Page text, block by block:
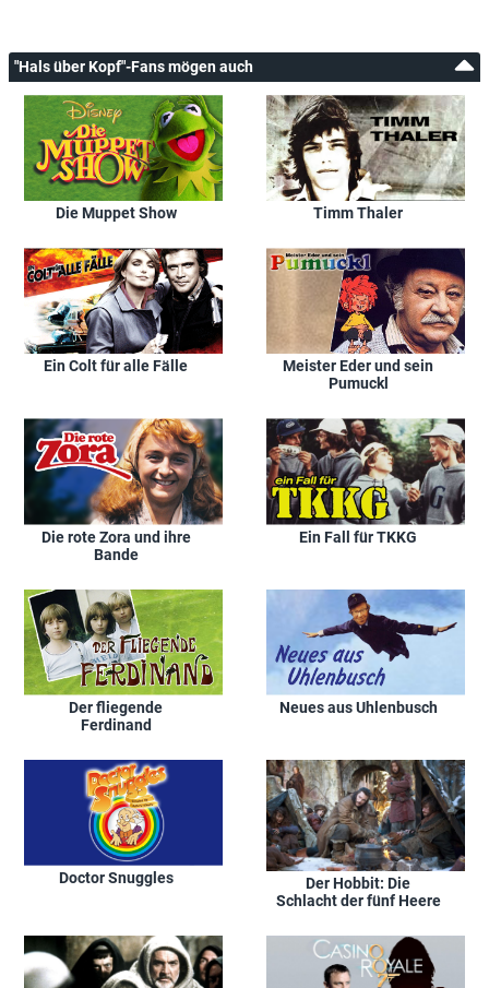
"Hals über Kopf"-Fans mögen auch
Die Muppet Show Timm Thaler
Ein Colt für alle Fälle
Meister Eder und sein
Pumuckl
Die rote Zora und ihre
Bande
Ein Fall für TKKG
Der fliegende
Ferdinand
Neues aus Uhlenbusch
Doctor Snuggles
Der Hobbit: Die
Schlacht der fünf Heere